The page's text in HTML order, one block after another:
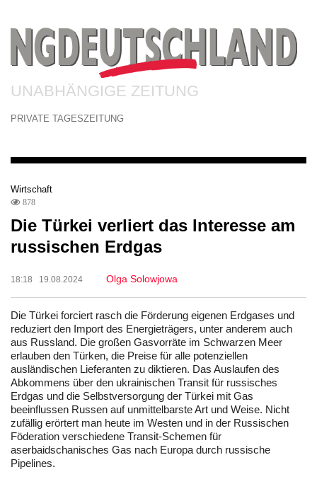
UNABHÄNGIGE ZEITUNG
PRIVATE TAGESZEITUNG
Wirtschaft
878
Die Türkei verliert das Interesse am
russischen Erdgas
18:18 19.08.2024 Olga Solowjowa
Die Türkei forciert rasch die Förderung eigenen Erdgases und
reduziert den Import des Energieträgers, unter anderem auch
aus Russland. Die großen Gasvorräte im Schwarzen Meer
erlauben den Türken, die Preise für alle potenziellen
ausländischen Lieferanten zu diktieren. Das Auslaufen des
Abkommens über den ukrainischen Transit für russisches
Erdgas und die Selbstversorgung der Türkei mit Gas
beeinflussen Russen auf unmittelbarste Art und Weise. Nicht
zufällig erörtert man heute im Westen und in der Russischen
Föderation verschiedene Transit-Schemen für
aserbaidschanisches Gas nach Europa durch russische
Pipelines.